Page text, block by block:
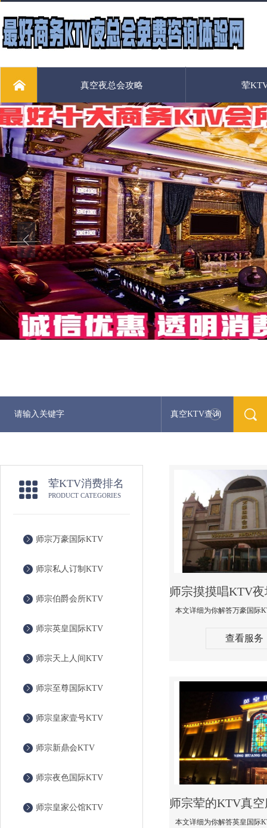
真空夜总会攻略 荤
真空KTV查询
荤KTV消费排名
PRODUCT CATEGORIES
师宗万豪国际KTV
师宗私人订制KTV
师宗伯爵会所KTV
师宗英皇国际KTV
师宗天上人间KTV
师宗至尊国际KTV
师宗皇家壹号KTV
师宗新鼎会KTV
师宗夜色国际KTV
师宗皇家公馆KTV
查看服务